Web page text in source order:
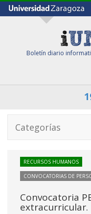
Boletín diario
Categorías
RECURSOS HUMANOS
CONVOCATORIAS DE
Convocatoria
extracurricular.